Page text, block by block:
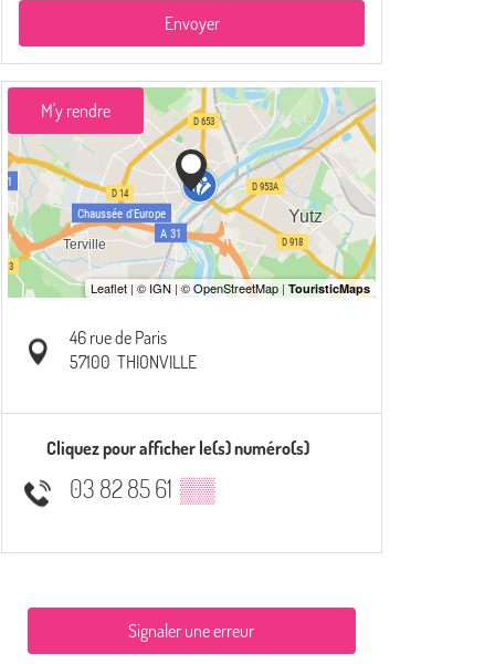
Envoyer
M'y rendre
46 rue de Paris
57100 THIONVILLE
Cliquez pour afficher le(s) numéro(s)
03 82 85 61 ▒▒
Signaler une erreur